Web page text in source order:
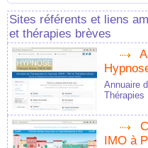
Sites référents et liens
et thérapies brèves
Annuaire
Thérapies
IMO à